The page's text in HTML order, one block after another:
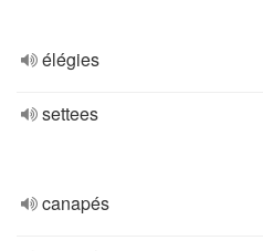
élégies
settees
canapés